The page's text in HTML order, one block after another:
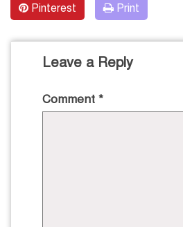
Pinterest Print
Leave a Reply
Comment *